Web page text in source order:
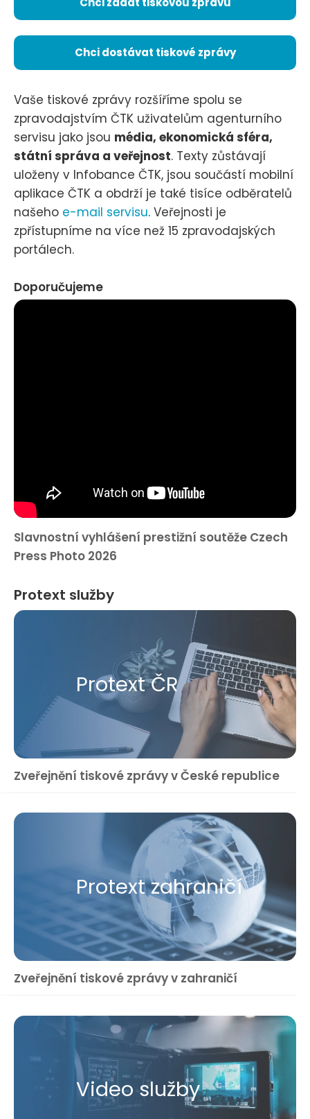
Chci dostávat tiskové zprávy
Vaše tiskové zprávy rozšíříme spolu se
zpravodajstvím ČTK uživatelům agenturního
servisu jako jsou média, ekonomická sféra,
státní správa a veřejnost. Texty zůstávají
uloženy v Infobance ČTK, jsou součástí mobilní
aplikace ČTK a obdrží je také tisíce odběratelů
našeho e-mail servisu. Veřejnosti je
zpřístupníme na více než 15 zpravodajských
portálech.
Doporučujeme
Slavnostní vyhlášení prestižní soutěže Czech
Press Photo 2026
Protext služby
Protext ČR
Zveřejnění tiskové zprávy v České republice
Protext zahraničí
Zveřejnění tiskové zprávy v zahraničí
Video služby